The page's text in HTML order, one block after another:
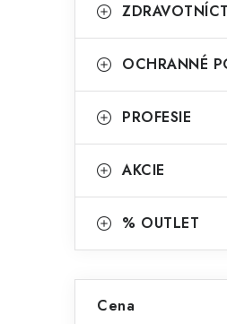
OCHRANNÉ
PROFESIE
AKCIE
% OUTLET
Cena